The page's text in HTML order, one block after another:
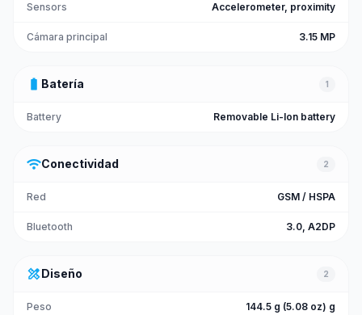
Sensors Accelerometer, proximity
Cámara principal 3.15 MP
battery_full Batería 1
Battery Removable Li-Ion battery
wifiConectividad 2
Red GSM / HSPA
Bluetooth 3.0, A2DP
design_servicesDiseño 2
Peso 144.5 g (5.08 oz) g